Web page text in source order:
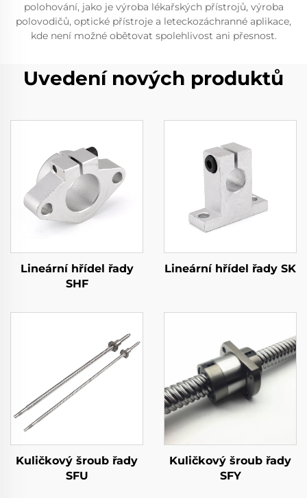
polohování, jako je výroba lékařských přístrojů, výroba
polovodičů, optické přístroje a leteckozáchranné aplikace,
kde není možné obětovat spolehlivost ani přesnost.
Uvedení nových produktů
Lineární hřídel řady
SHF
Lineární hřídel řady SK
Kuličkový šroub řady
SFU
Kuličkový šroub řady
SFY